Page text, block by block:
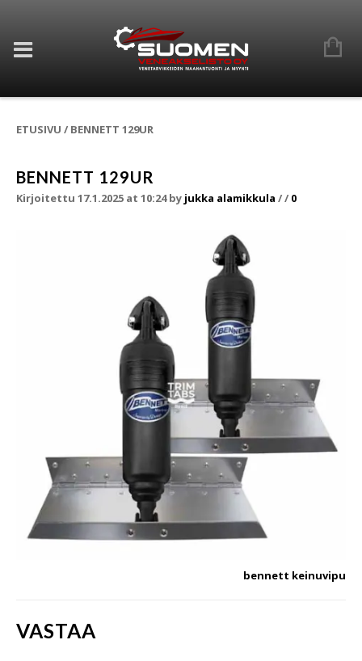
ETUSIVU / BENNETT 129UR
BENNETT 129UR
Kirjoitettu 17.1.2025 at 10:24by jukka alamikkula // 0
bennett keinuvipu
VASTAA